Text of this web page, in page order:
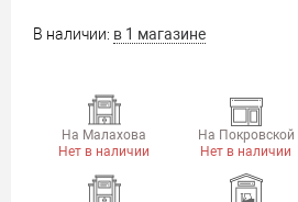
В наличии: в 1 магазине
На Малахова
Нет в наличии
На Покровской
Нет в наличии